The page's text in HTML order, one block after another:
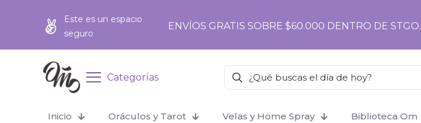
Este es un espacio
seguro
ENVÍOS GRATIS SOBRE $60.000 DENTRO DE STGO.
Categorías
Inicio Oráculos y Tarot Velas y Home Spray Biblioteca Om